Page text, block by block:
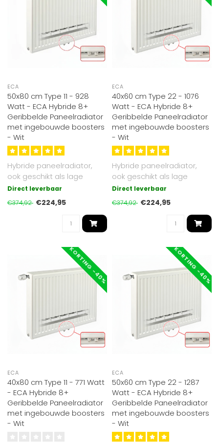
ECA
50x80 cm Type 11 - 928
Watt - ECA Hybride 8+
Geribbelde Paneelradiator
met ingebouwde boosters
- Wit
Hybride paneelradiator,
ook geschikt als lage
temperatuur radiator. Tot
30% effi..
Direct leverbaar
€374,92 €224,95
ECA
40x60 cm Type 22 - 1076
Watt - ECA Hybride 8+
Geribbelde Paneelradiator
met ingebouwde boosters
- Wit
Hybride paneelradiator,
ook geschikt als lage
temperatuur radiator. Tot
30% effi..
Direct leverbaar
€374,92 €224,95
KORTING -40%
ECA
40x80 cm Type 11 - 771 Watt
- ECA Hybride 8+
Geribbelde Paneelradiator
met ingebouwde boosters
- Wit
KORTING -40%
ECA
50x60 cm Type 22 - 1287
Watt - ECA Hybride 8+
Geribbelde Paneelradiator
met ingebouwde boosters
- Wit